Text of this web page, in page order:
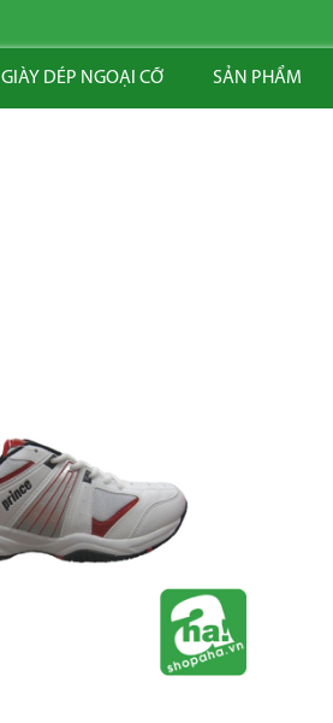
GIÀY DÉP NGOẠI CỠ SẢN PHẨM